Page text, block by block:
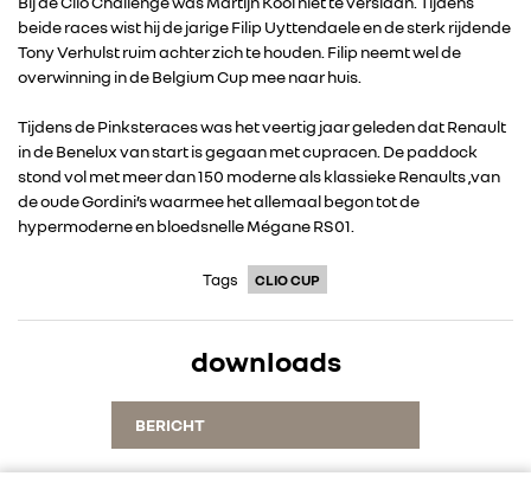
RENAULT
ALPINE
FOTO’S & VIDEO’S
beide races wist hij de jarige Filip Uyttendaele en de sterk rijdende
Tony Verhulst ruim achter zich te houden. Filip neemt wel de
overwinning in de Belgium Cup mee naar huis.
Tijdens de Pinksteraces was het veertig jaar geleden dat Renault
in de Benelux van start is gegaan met cupracen. De paddock
stond vol met meer dan 150 moderne als klassieke Renaults ,van
de oude Gordini’s waarmee het allemaal begon tot de
hypermoderne en bloedsnelle Mégane RS01.
Tags CLIO CUP
downloads
BERICHT